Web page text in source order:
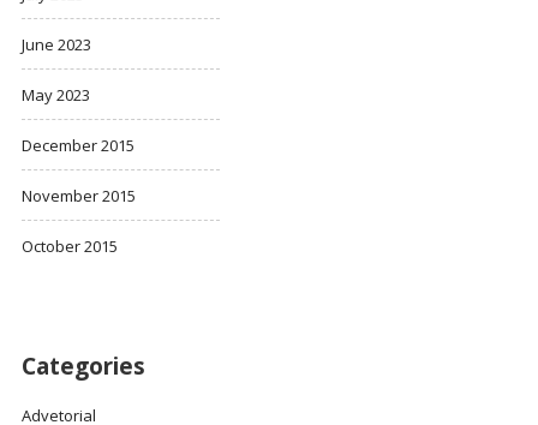
June 2023
May 2023
December 2015
November 2015
October 2015
Categories
Advetorial